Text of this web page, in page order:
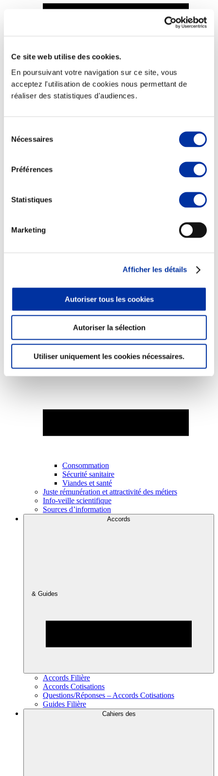
Ce site web utilise des cookies.
En poursuivant votre navigation sur ce site, vous
acceptez l'utilisation de cookies nous permettant de
réaliser des statistiques d'audiences.
Nécessaires
Préférences
Statistiques
Marketing
Afficher les détails
Autoriser tous les cookies
Autoriser la sélection
Utiliser uniquement les cookies nécessaires.
Viande et climat
Valorisation de l’herbe
Autonomie des élevages
Qualité air, eau, sols
Economie de ressources
Abattoir
Partenaire Climat
Consommation
Sécurité sanitaire
Viandes et santé
Juste rémunération et attractivité des métiers
Info-veille scientifique
Sources d’information
Accords
& Guides
Accords Filière
Accords Cotisations
Questions/Réponses – Accords Cotisations
Guides Filière
Cahiers des